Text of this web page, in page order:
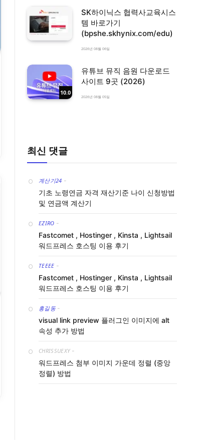
SK하이닉스 협력사교육시스
템 바로가기
(bpshe.skhynix.com/edu)
2026년 08월 06일
10.0
유튜브 뮤직 음원 다운로드
사이트 9곳 (2026)
2026년 08월 05일
최신 댓글
계산기24 -
기초 노령연금 자격 재산기준 나이 신청방법
및 연금액 계산기
EZIRO -
Fastcomet , Hostinger , Kinsta , Lightsail
워드프레스 호스팅 이용 후기
TEEEE -
Fastcomet , Hostinger , Kinsta , Lightsail
워드프레스 호스팅 이용 후기
홍길동 -
visual link preview 플러그인 이미지에 alt
속성 추가 방법
CHRISSUEXY -
워드프레스 첨부 이미지 가운데 정렬 (중앙
정렬) 방법